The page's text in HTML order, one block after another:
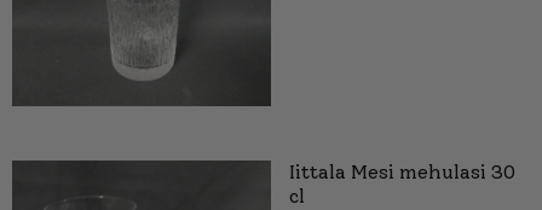
Iittala Mesi mehulasi 30
cl